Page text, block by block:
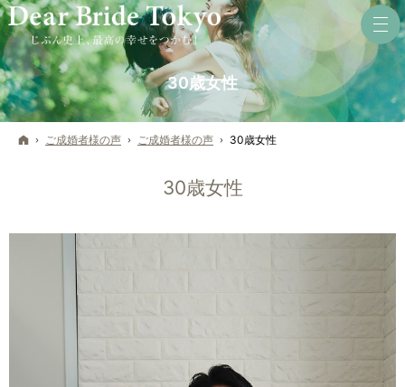
30歳女性
ホーム
ご成婚者様の声 ご成婚者様の声 30歳女性
30歳女性